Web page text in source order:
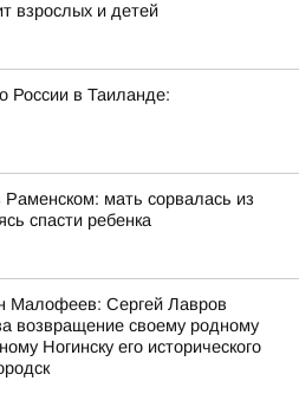
взрослых и детей
России в Таиланде:
Раменском: мать сорвалась из
спасти ребенка
Малофеев: Сергей Лавров
возвращение своему родному
Ногинску его исторического